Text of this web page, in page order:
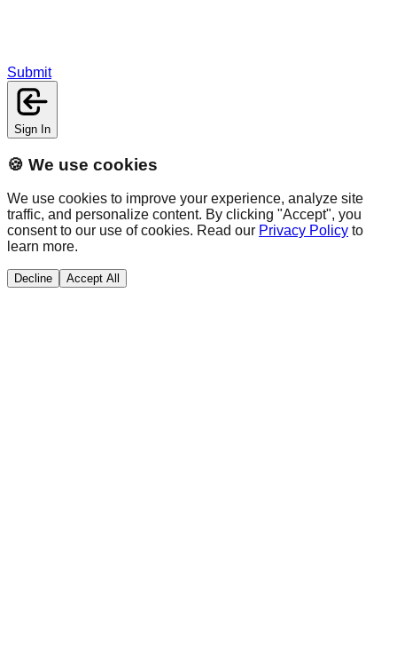
Submit
Sign In
🍪 We use cookies
We use cookies to improve your experience, analyze site
traffic, and personalize content. By clicking "Accept", you
consent to our use of cookies. Read our Privacy Policy to
learn more.
Decline Accept All